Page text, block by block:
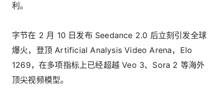
利。
字节在 2 月 10 日发布 Seedance 2.0 后立刻引发全球
爆火，登顶 Artificial Analysis Video Arena，Elo
1269，在多项指标上已经超越 Veo 3、Sora 2 等海外
顶尖视频模型。